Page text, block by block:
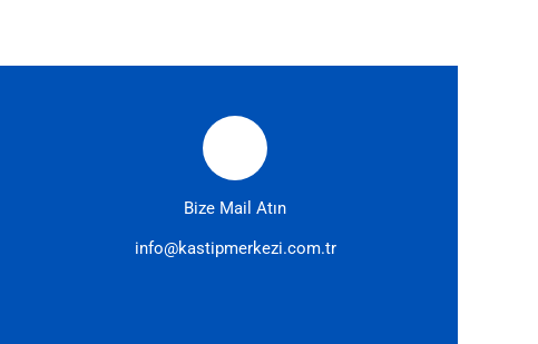
Bize Mail Atın
info@kastipmerkezi.com.tr